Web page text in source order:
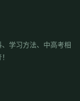
学习方法、中高考相